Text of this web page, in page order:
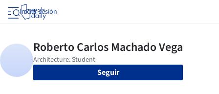
Iniciar sesión
Seguir